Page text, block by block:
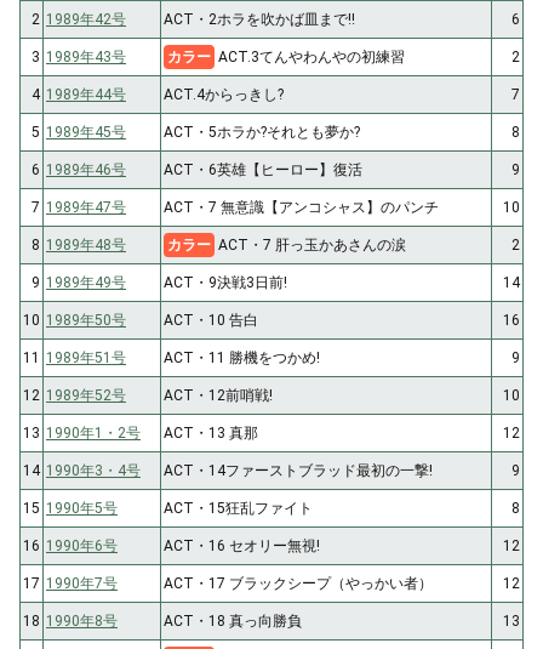
2 1989年42号 ACT・2ホラを吹かば皿まで!! 6
3 1989年43号 カラー ACT.3てんやわんやの初練習 2
4 1989年44号 ACT.4からっきし? 7
5 1989年45号 ACT・5ホラか?それとも夢か? 8
6 1989年46号 ACT・6英雄【ヒーロー】復活 9
7 1989年47号 ACT・7 無意識【アンコシャス】のパンチ 10
8 1989年48号 カラー ACT・7 肝っ玉かあさんの涙 2
9 1989年49号 ACT・9決戦3日前! 14
10 1989年50号 ACT・10 告白 16
11 1989年51号 ACT・11 勝機をつかめ! 9
12 1989年52号 ACT・12前哨戦! 10
13 1990年1・2号 ACT・13 真那 12
14 1990年3・4号 ACT・14ファーストブラッド最初の一撃! 9
15 1990年5号 ACT・15狂乱ファイト 8
16 1990年6号 ACT・16 セオリー無視! 12
17 1990年7号 ACT・17 ブラックシープ（やっかい者） 12
18 1990年8号 ACT・18 真っ向勝負 13